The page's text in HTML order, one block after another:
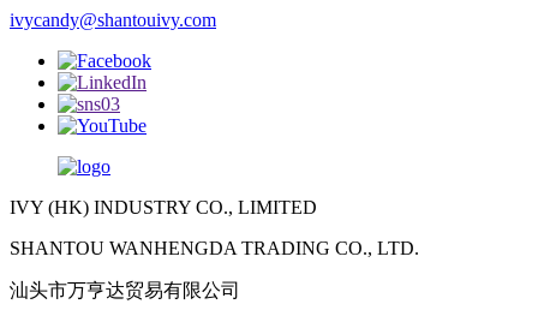
ivycandy@shantouivy.com
IVY (HK) INDUSTRY CO., LIMITED
SHANTOU WANHENGDA TRADING CO., LTD.
汕头市万亨达贸易有限公司